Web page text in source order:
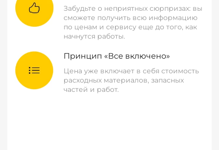
Забудьте о неприятных сюрпризах: вы
сможете получить всю информацию
по ценам и сервису еще до того, как
начнутся работы.
Принцип «Все включено»
Цена уже включает в себя стоимость
расходных материалов, запасных
частей и работ.